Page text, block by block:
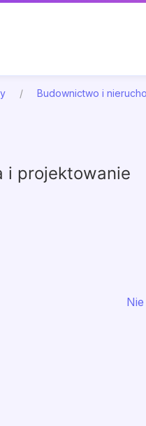
Budownictwo i
i projektowanie